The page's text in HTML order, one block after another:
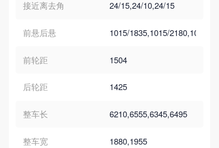
接近离去角 24/15,24/10,24/15
前悬后悬 1015/1835,1015/2180,1015/
前轮距 1504
后轮距 1425
整车长 6210,6555,6345,6495
整车宽 1880,1955